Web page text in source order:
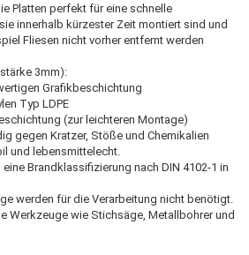
Platten perfekt für eine schnelle
innerhalb kürzester Zeit montiert sind und
Fliesen nicht vorher entfernt werden
3mm):
Grafikbeschichtung
Typ LDPE
(zur leichteren Montage)
gegen Kratzer, Stöße und Chemikalien
und lebensmittelecht.
Brandklassifizierung nach DIN 4102-1 in
werden für die Verarbeitung nicht benötigt.
Werkzeuge wie Stichsäge, Metallbohrer und